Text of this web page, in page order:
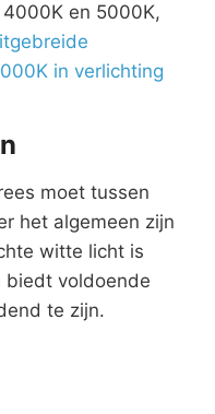
en 5000K,
in verlichting
moet tussen
het algemeen zijn
witte licht is
biedt voldoende
te zijn.